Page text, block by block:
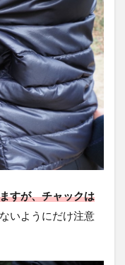
すが、チャックは
いようにだけ注意